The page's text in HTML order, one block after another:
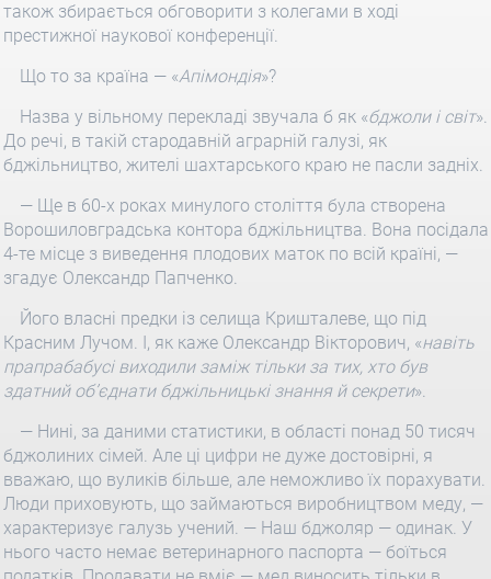
також збирається обговорити з колегами в ході
престижної наукової конференції.
Що то за країна — «Апімондія»?
Назва у вільному перекладі звучала б як «бджоли і світ».
До речі, в такій стародавній аграрній галузі, як
бджільництво, жителі шахтарського краю не пасли задніх.
— Ще в 60-х роках минулого століття була створена
Ворошиловградська контора бджільництва. Вона посідала
4-те місце з виведення плодових маток по всій країні, —
згадує Олександр Папченко.
Його власні предки із селища Кришталеве, що під
Красним Лучом. І, як каже Олександр Вікторович, «навіть
прапрабабусі виходили заміж тільки за тих, хто був
здатний об’єднати бджільницькі знання й секрети».
— Нині, за даними статистики, в області понад 50 тисяч
бджолиних сімей. Але ці цифри не дуже достовірні, я
вважаю, що вуликів більше, але неможливо їх порахувати.
Люди приховують, що займаються виробництвом меду, —
характеризує галузь учений. — Наш бджоляр — одинак. У
нього часто немає ветеринарного паспорта — боїться